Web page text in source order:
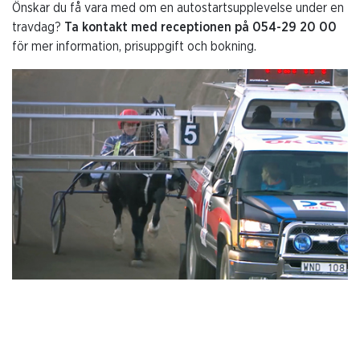
Önskar du få vara med om en autostartsupplevelse under en
travdag? Ta kontakt med receptionen på 054-29 20 00
för mer information, prisuppgift och bokning.